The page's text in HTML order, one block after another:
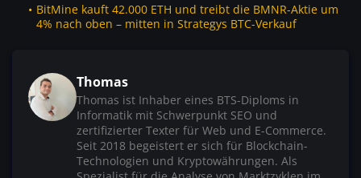
BitMine kauft 42.000 ETH und treibt die BMNR-Aktie um
4% nach oben – mitten in Strategys BTC-Verkauf
Thomas
Thomas ist Inhaber eines BTS-Diploms in
Informatik mit Schwerpunkt SEO und
zertifizierter Texter für Web und E-Commerce.
Seit 2018 begeistert er sich für Blockchain-
Technologien und Kryptowährungen. Als